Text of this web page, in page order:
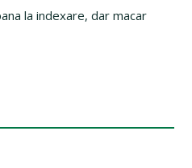
la indexare, dar macar